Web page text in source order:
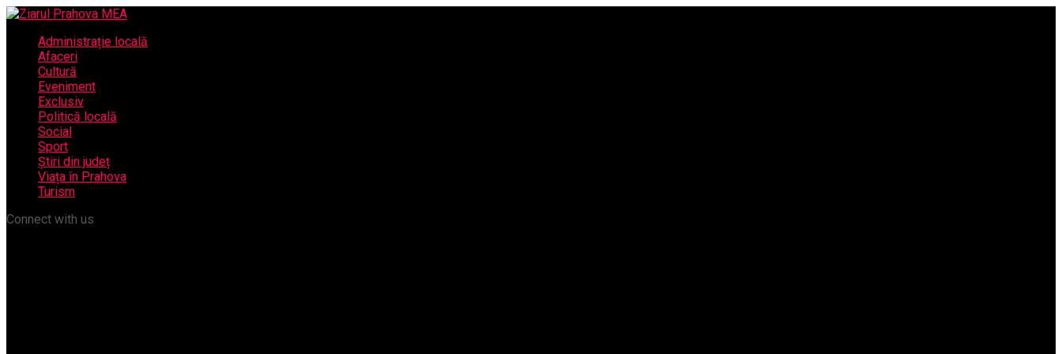
Administrație locală
Afaceri
Cultură
Eveniment
Exclusiv
Politică locală
Social
Sport
Știri din județ
Viața în Prahova
Turism
Connect with us